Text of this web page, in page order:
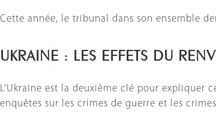
Cette année, le tribunal dans son ensemble
UKRAINE : LES EFFETS DU
L'Ukraine est la deuxième clé pour expliquer
enquêtes sur les crimes de guerre et les